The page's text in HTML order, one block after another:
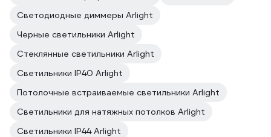
Светодиодные диммеры Arlight
Черные светильники Arlight
Стеклянные светильники Arlight
Светильники IP40 Arlight
Потолочные встраиваемые светильники Arlight
Светильники для натяжных потолков Arlight
Светильники IP44 Arlight